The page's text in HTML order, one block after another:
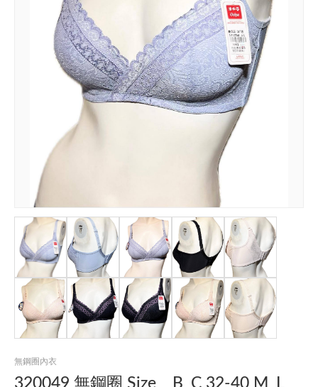
無鋼圈內衣
320049 無鋼圈 Size _ B_C 32-40 M_L